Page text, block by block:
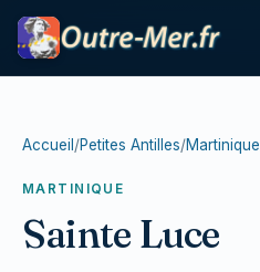
Accueil /Petites Antilles/Martinique
MARTINIQUE
Sainte Luce